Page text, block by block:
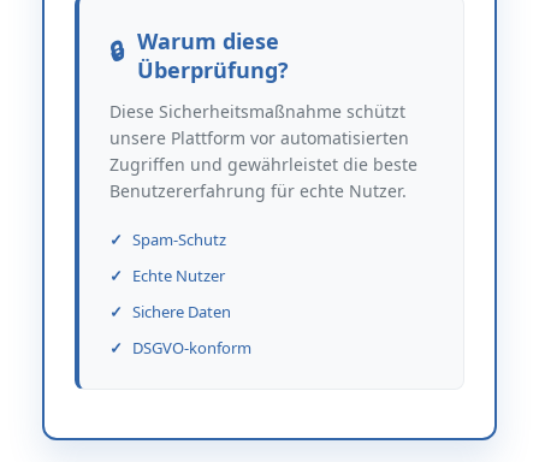
Warum diese
Überprüfung?
Diese Sicherheitsmaßnahme schützt
unsere Plattform vor automatisierten
Zugriffen und gewährleistet die beste
Benutzererfahrung für echte Nutzer.
Spam-Schutz
Echte Nutzer
Sichere Daten
DSGVO-konform